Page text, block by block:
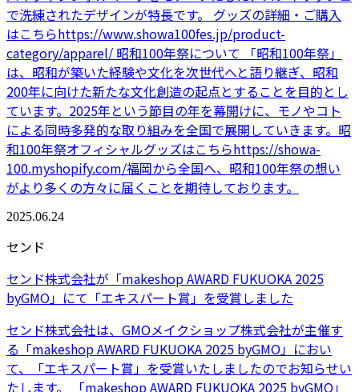
で洗練されたデザインが特長です。 グッズの詳細・ご購入
はこちらhttps://www.showa100fes.jp/product-
category/apparel/ 昭和100年祭について 「昭和100年祭」
は、昭和が築いた経験や文化を次世代へと語り継ぎ、昭和
200年に向けた新たな文化創造の起点とすることを目的とし
ています。2025年という節目の年を幕開けに、モノやコト
による同時多発的な取り組みを全国で展開していきます。昭
和100年祭オフィシャルグッズはこちらhttps://showa-
100.myshopify.com/福岡から全国へ、昭和100年祭の想い
がより多くの方々に届くことを期待しております。
2025.06.24
センド
センド株式会社が「makeshop AWARD FUKUOKA 2025
byGMO」にて「エキスパート賞」を受賞しました
センド株式会社は、GMOメイクショップ株式会社が主催す
る「makeshop AWARD FUKUOKA 2025 byGMO」におい
て、「エキスパート賞」を受賞いたしましたのでお知らせい
たします。 「makeshop AWARD FUKUOKA 2025 byGMO」